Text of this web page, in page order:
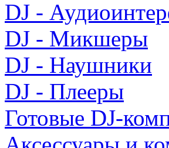
DJ -
DJ - Микшеры
DJ - Наушники
DJ - Плееры
Готовые DJ-